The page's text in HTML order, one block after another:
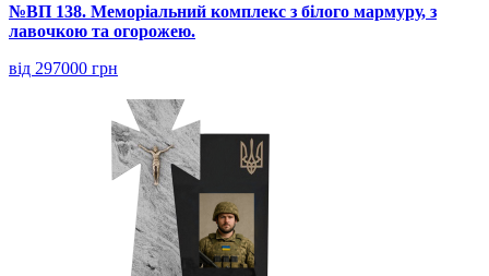
№ВП 138. Меморіальний комплекс з білого мармуру, з
лавочкою та огорожею.
від 297000 грн